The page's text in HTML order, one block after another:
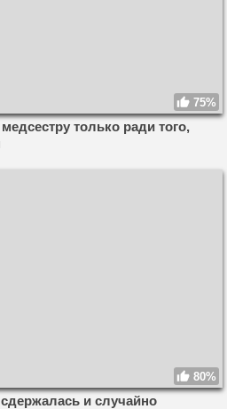
75%
только ради того,
80%
и случайно